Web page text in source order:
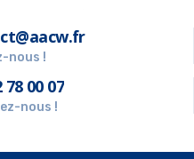
nous !
78 00 07
nous !